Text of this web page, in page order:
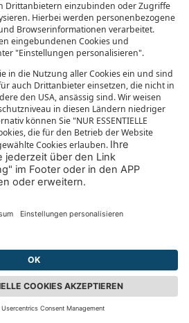
von
Sizilien
Italia lässt es sich nur schwer
Inseln rund um den Stiefel
Klima, herrlichen
Attraktionen fast jeder
Sardinien oder für Sizilien
möchtet. Kulturliebhaber
Traumstränden entspannen
auf Sardinien. Aktiv
von bezaubernden
italienischen Inseln. Und